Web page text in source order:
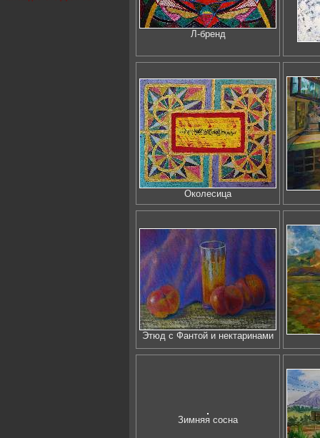
Л-бренд
Околесица
Этюд с Фантой и нектаринами
Зимняя сосна